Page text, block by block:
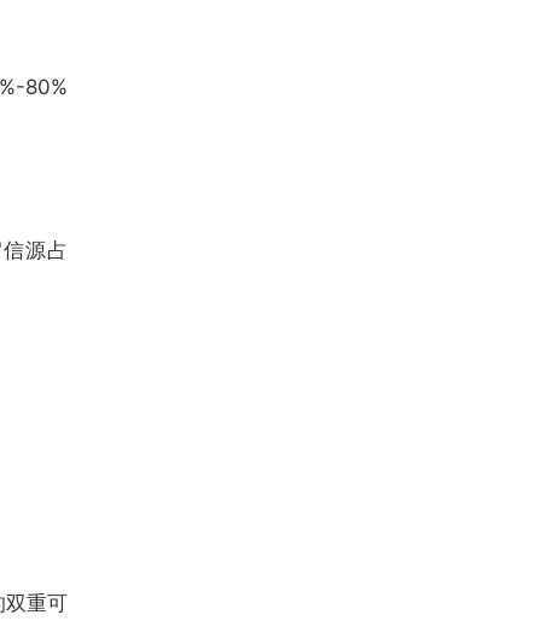
80%
源占
重可